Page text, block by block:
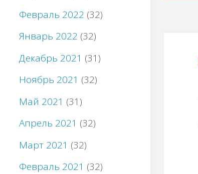
Февраль 2022 (32)
Январь 2022 (32)
Декабрь 2021 (31)
Ноябрь 2021 (32)
Май 2021 (31)
Апрель 2021 (32)
Март 2021 (32)
Февраль 2021 (32)